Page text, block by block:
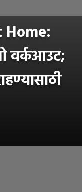
वर्कआउट;